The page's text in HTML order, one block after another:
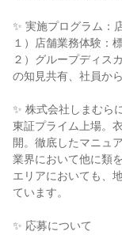
✨ 実施プログラム：
１）店舗業務体験：
２）グループディス
の知見共有、社員か
✨ 株式会社しまむら
東証プライム上場。
開。徹底したマニュ
業界において他に類
エリアにおいても、
ています。
✨ 応募について